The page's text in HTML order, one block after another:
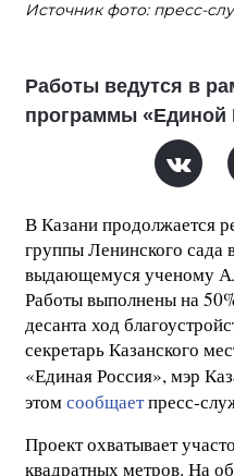
Источник фото: пресс-
Работы ведутся в
программы «Единой
В Казани продолжается
группы Ленинского сада
выдающемуся ученому
Работы выполнены на
десанта ход
секретарь Казанского
«Единая Россия», мэр
этомсообщаетпресс-
Проект охватывает
квадратных метров. На